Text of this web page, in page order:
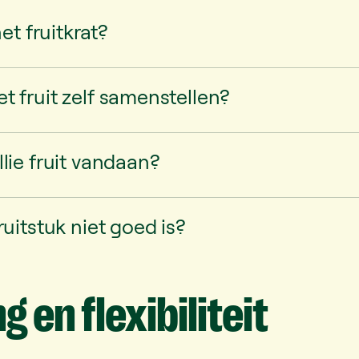
fruitkrat?
fruit zelf samenstellen?
fruit vandaan?
niet goed is?
enflexibiliteit